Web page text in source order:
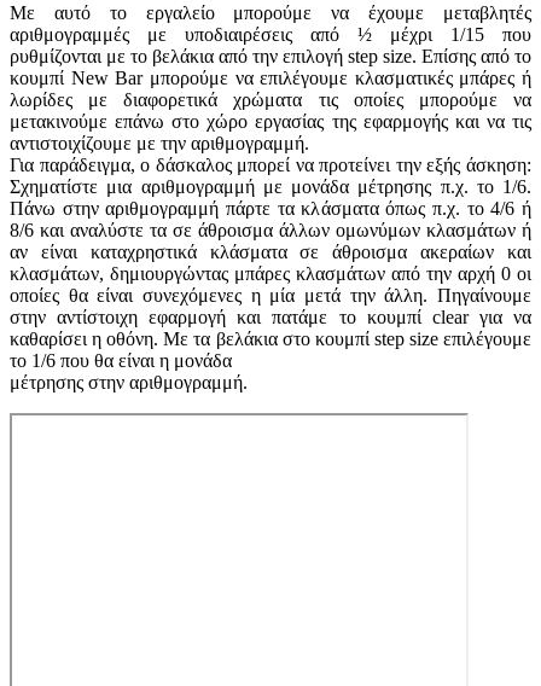
Με αυτό το εργαλείο μπορούμε να έχουμε μεταβλητές
αριθμογραμμές με υποδιαιρέσεις από ½ μέχρι 1/15 που
ρυθμίζονται με το βελάκια από την επιλογή step size. Επίσης από το
κουμπί New Bar μπορούμε να επιλέγουμε κλασματικές μπάρες ή
λωρίδες με διαφορετικά χρώματα τις οποίες μπορούμε να
μετακινούμε επάνω στο χώρο εργασίας της εφαρμογής και να τις
αντιστοιχίζουμε με την αριθμογραμμή.
Για παράδειγμα, ο δάσκαλος μπορεί να προτείνει την εξής άσκηση:
Σχηματίστε μια αριθμογραμμή με μονάδα μέτρησης π.χ. το 1/6.
Πάνω στην αριθμογραμμή πάρτε τα κλάσματα όπως π.χ. το 4/6 ή
8/6 και αναλύστε τα σε άθροισμα άλλων ομωνύμων κλασμάτων ή
αν είναι καταχρηστικά κλάσματα σε άθροισμα ακεραίων και
κλασμάτων, δημιουργώντας μπάρες κλασμάτων από την αρχή 0 οι
οποίες θα είναι συνεχόμενες η μία μετά την άλλη. Πηγαίνουμε
στην αντίστοιχη εφαρμογή και πατάμε το κουμπί clear για να
καθαρίσει η οθόνη. Με τα βελάκια στο κουμπί step size επιλέγουμε
το 1/6 που θα είναι η μονάδα
μέτρησης στην αριθμογραμμή.